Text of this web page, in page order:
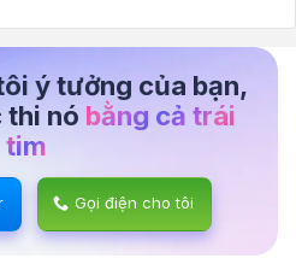
ý tưởng của bạn,
thi nó bằng cả trái
tim
Gọi điện cho tôi